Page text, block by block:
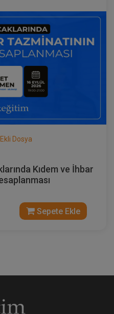
Dönüşüm
Kongresi -
Ekli Dosya
Kıdem ve İhbar
Sepete Ekle